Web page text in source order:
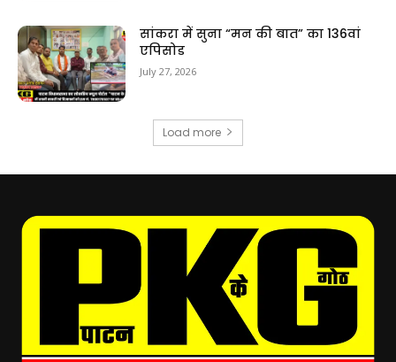
सांकरा में सुना “मन की बात” का 136वां
एपिसोड
July 27, 2026
Load more